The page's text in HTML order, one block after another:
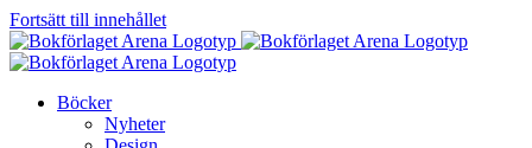
Fortsätt till innehållet
Böcker
Nyheter